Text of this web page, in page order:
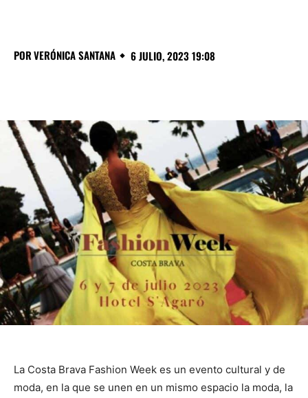
PORVERÓNICA SANTANA 6 JULIO, 2023 19:08
La Costa Brava Fashion Week es un evento cultural y de
moda, en la que se unen en un mismo espacio la moda, la